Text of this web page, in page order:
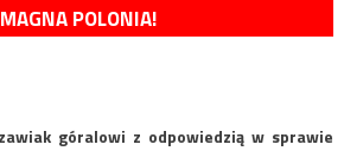
MAGNA POLONIA!
góralowi z odpowiedzią w sprawie